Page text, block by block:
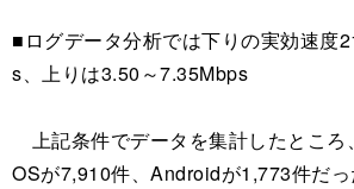
■ログデータ分析では下りの実効速度
s、上りは3.50～7.35Mbps
上記条件でデータを集計したところ
OSが7,910件、Androidが1,773件だ